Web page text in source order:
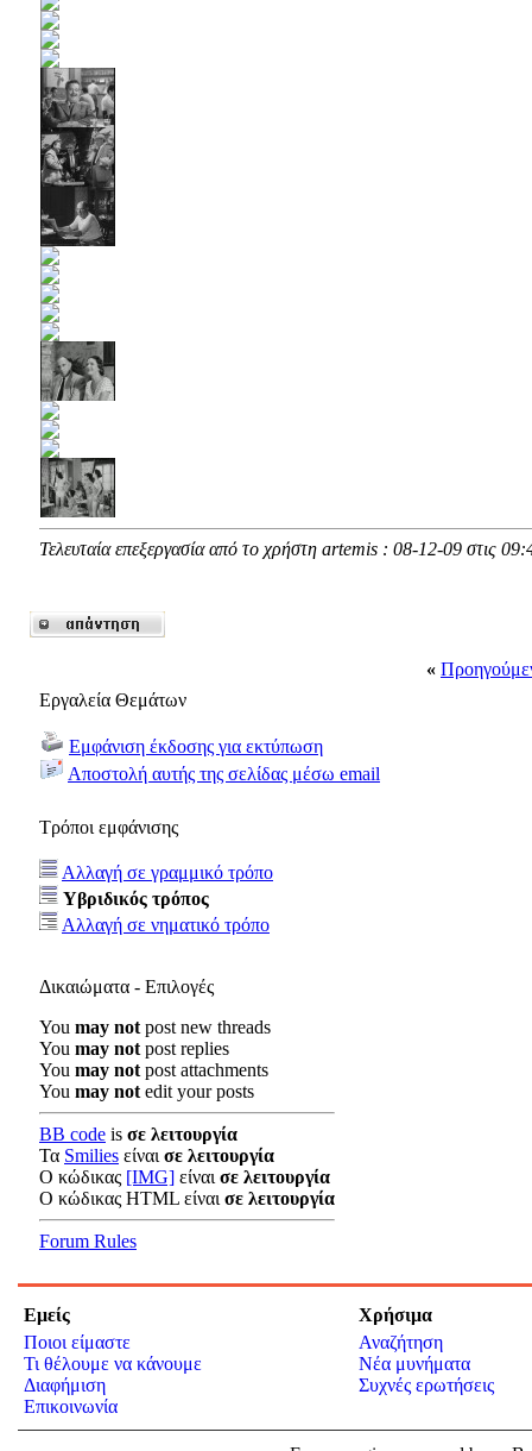
Τελευταία επεξεργασία από το χρήστη artemis : 08-12-09 στις
«
Εργαλεία Θεμάτων
Εμφάνιση έκδοσης για εκτύπωση
Αποστολή αυτής της σελίδας μέσω email
Τρόποι εμφάνισης
Αλλαγή σε γραμμικό τρόπο
Υβριδικός τρόπος
Αλλαγή σε νηματικό τρόπο
Δικαιώματα - Επιλογές
You may not post new threads
You may not post replies
You may not post attachments
You may not edit your posts
BB code is σε λειτουργία
Τα Smilies είναι σε λειτουργία
Ο κώδικας [IMG] είναι σε λειτουργία
Ο κώδικας HTML είναι σε λειτουργία
Forum Rules
Εμείς
Ποιοι είμαστε
Τι θέλουμε να κάνουμε
Διαφήμιση
Επικοινωνία
Χρήσιμα
Αναζήτηση
Νέα μυνήματα
Συχνές ερωτήσεις